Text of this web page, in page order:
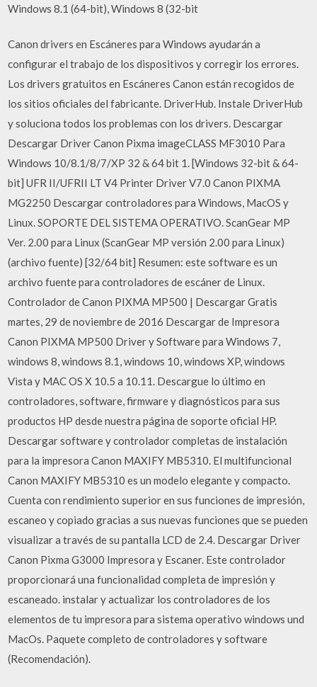
Windows 8.1 (64-bit), Windows 8 (32-bit
Canon drivers en Escáneres para Windows ayudarán a
configurar el trabajo de los dispositivos y corregir los errores.
Los drivers gratuitos en Escáneres Canon están recogidos de
los sitios oficiales del fabricante. DriverHub. Instale DriverHub
y soluciona todos los problemas con los drivers. Descargar
Descargar Driver Canon Pixma imageCLASS MF3010 Para
Windows 10/8.1/8/7/XP 32 & 64 bit 1. [Windows 32-bit & 64-
bit] UFR II/UFRII LT V4 Printer Driver V7.0 Canon PIXMA
MG2250 Descargar controladores para Windows, MacOS y
Linux. SOPORTE DEL SISTEMA OPERATIVO. ScanGear MP
Ver. 2.00 para Linux (ScanGear MP versión 2.00 para Linux)
(archivo fuente) [32/64 bit] Resumen: este software es un
archivo fuente para controladores de escáner de Linux.
Controlador de Canon PIXMA MP500 | Descargar Gratis
martes, 29 de noviembre de 2016 Descargar de Impresora
Canon PIXMA MP500 Driver y Software para Windows 7,
windows 8, windows 8.1, windows 10, windows XP, windows
Vista y MAC OS X 10.5 a 10.11. Descargue lo último en
controladores, software, firmware y diagnósticos para sus
productos HP desde nuestra página de soporte oficial HP.
Descargar software y controlador completas de instalación
para la impresora Canon MAXIFY MB5310. El multifuncional
Canon MAXIFY MB5310 es un modelo elegante y compacto.
Cuenta con rendimiento superior en sus funciones de impresión,
escaneo y copiado gracias a sus nuevas funciones que se pueden
visualizar a través de su pantalla LCD de 2.4. Descargar Driver
Canon Pixma G3000 Impresora y Escaner. Este controlador
proporcionará una funcionalidad completa de impresión y
escaneado. instalar y actualizar los controladores de los
elementos de tu impresora para sistema operativo windows und
MacOs. Paquete completo de controladores y software
(Recomendación).